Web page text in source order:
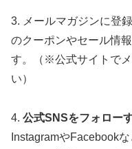
3. メールマガジンに登
のクーポンやセール情
す。（※公式サイトで
い）
4. 公式SNSをフォロー
InstagramやFacebook